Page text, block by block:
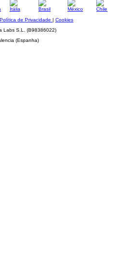
Política de Privacidade | Cookies
Labs S.L. (B98386022)
(Espanha)